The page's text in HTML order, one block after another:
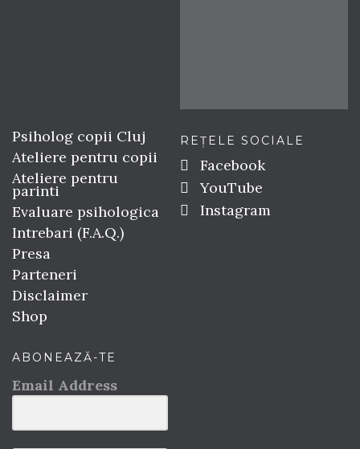
Psiholog copii Cluj
Ateliere pentru copii
Ateliere pentru
parinti
Evaluare psihologica
Intrebari (F.A.Q.)
Presa
Parteneri
Disclaimer
Shop
REȚELE SOCIALE
Facebook
YouTube
Instagram
ABONEAZĂ-TE
Email Address